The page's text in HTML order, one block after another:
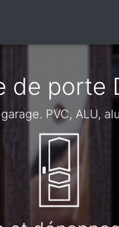
de porte
PVC, ALU,